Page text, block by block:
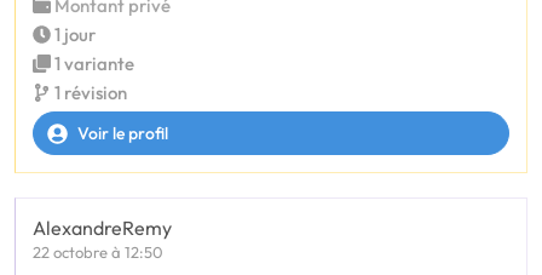
Montant privé
1 jour
1 variante
1 révision
Voir le profil
AlexandreRemy
22 octobre à 12:50